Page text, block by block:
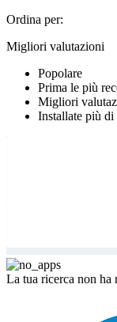
Ordina per:
Migliori valutazioni
Popolare
Prima le più
Migliori
Installate più di
La tua ricerca non ha